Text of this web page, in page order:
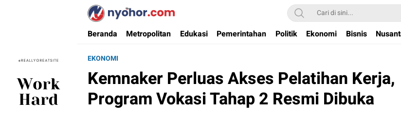
Nyohor.com
Media Informasi Ternyohor
Beranda Metropolitan Edukasi Pemerintahan Politik Ekonomi Bisnis
EKONOMI
Kemnaker Perluas Akses Pelatihan Kerja,
Program Vokasi Tahap 2 Resmi Dibuka